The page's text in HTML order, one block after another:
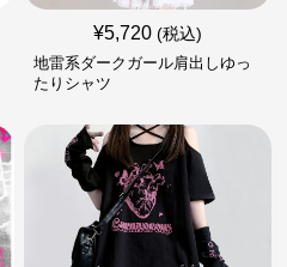
¥5,720 (税込)
地雷系ダークガール肩出しゆっ
たりシャツ